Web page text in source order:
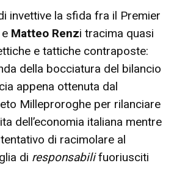
invettive la sfida fra il Premier
e Matteo Renzi tracima quasi
e tattiche contraposte:
della bocciatura del bilancio
appena ottenuta dal
Milleproroghe per rilanciare
dell’economia italiana mentre
di racimolare al
di responsabilifuoriusciti